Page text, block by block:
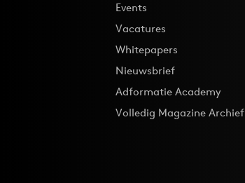
Events
Vacatures
Whitepapers
Nieuwsbrief
Adformatie Academy
Volledig Magazine Archief